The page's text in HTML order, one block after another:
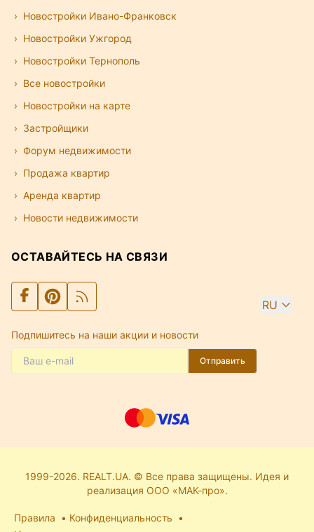
Новостройки Ивано-Франковск
Новостройки Ужгород
Новостройки Тернополь
Все новостройки
Новостройки на карте
Застройщики
Форум недвижимости
Продажа квартир
Аренда квартир
Новости недвижимости
ОСТАВАЙТЕСЬ НА СВЯЗИ
RU
Подпишитесь на наши акции и новости
Отправить
1999-2026. REALT.UA. © Все права защищены. Идея и
реализация ООО «МАК-про».
Правила
Конфиденциальность